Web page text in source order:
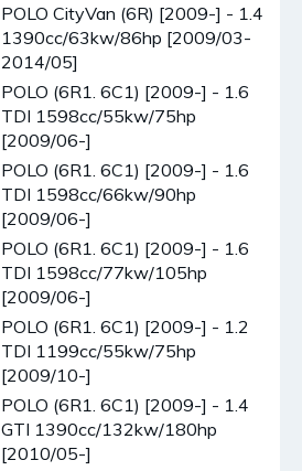
POLO CityVan (6R) [2009-] - 1.4
1390cc/63kw/86hp [2009/03-
2014/05]
POLO (6R1. 6C1) [2009-] - 1.6
TDI 1598cc/55kw/75hp
[2009/06-]
POLO (6R1. 6C1) [2009-] - 1.6
TDI 1598cc/66kw/90hp
[2009/06-]
POLO (6R1. 6C1) [2009-] - 1.6
TDI 1598cc/77kw/105hp
[2009/06-]
POLO (6R1. 6C1) [2009-] - 1.2
TDI 1199cc/55kw/75hp
[2009/10-]
POLO (6R1. 6C1) [2009-] - 1.4
GTI 1390cc/132kw/180hp
[2010/05-]